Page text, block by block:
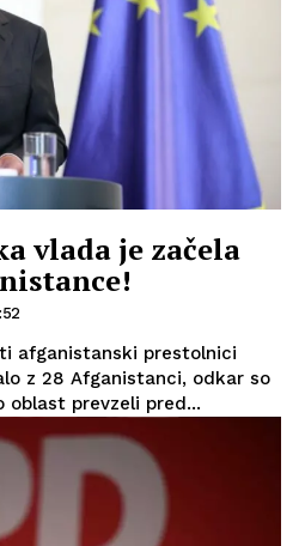
vlada je začela
afganistanski prestolnici
z 28 Afganistanci, odkar so
oblast prevzeli pred...